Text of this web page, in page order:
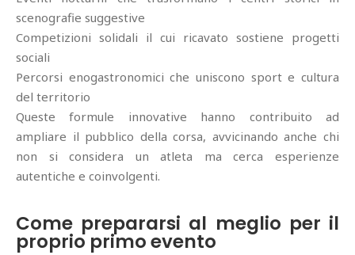
scenografie suggestive
Competizioni solidali il cui ricavato sostiene progetti
sociali
Percorsi enogastronomici che uniscono sport e cultura
del territorio
Queste formule innovative hanno contribuito ad
ampliare il pubblico della corsa, avvicinando anche chi
non si considera un atleta ma cerca esperienze
autentiche e coinvolgenti.
Come prepararsi al meglio per il
proprio primo evento